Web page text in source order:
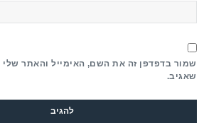
שמור בדפדפן זה את השם, האימייל והאתר
שאגיב.